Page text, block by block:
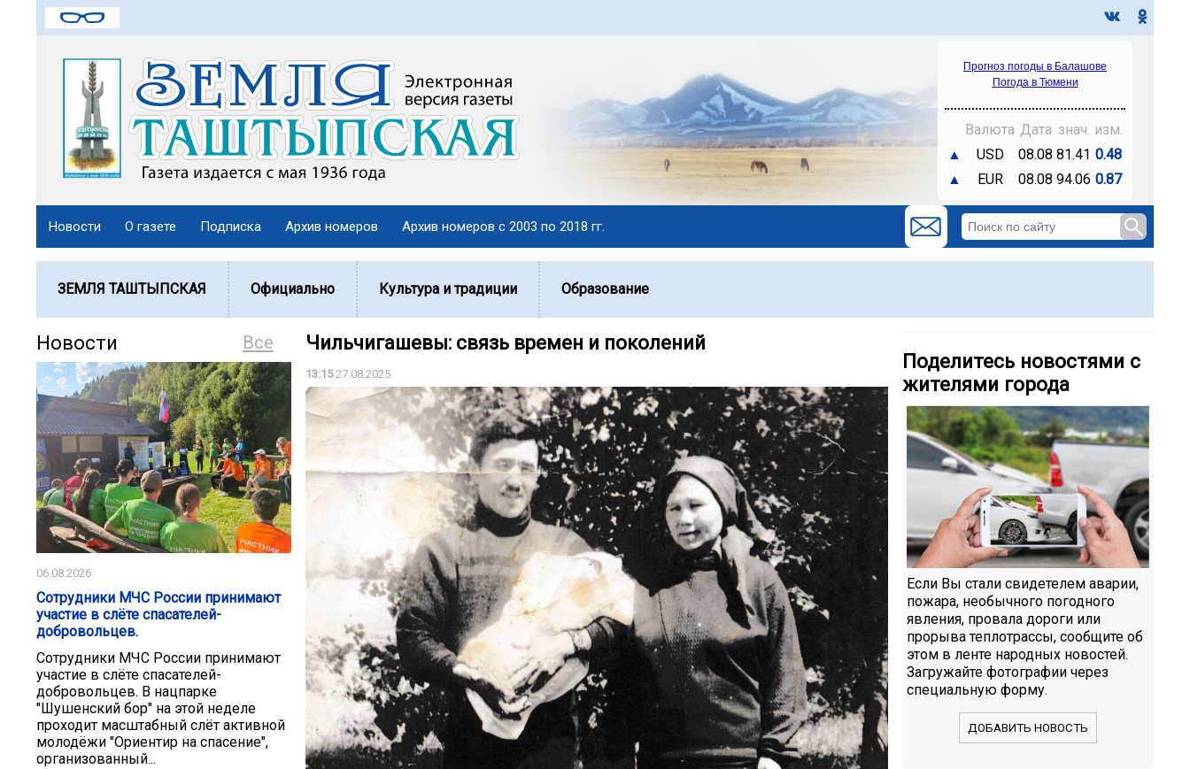
Прогноз погоды в Балашове
Погода в Тюмени
Валюта Дата знач. изм.
▲
USD 08.08 81.41 0.48
▲
EUR 08.08 94.06 0.87
Новости О газете Подписка Архив номеров Архив номеров с 2003 по 2018 гг.
ЗЕМЛЯ ТАШТЫПСКАЯ Официально Культура и традиции Образование
Все
Новости
06.08.2026
Сотрудники МЧС России принимают
участие в слёте спасателей-
добровольцев.
Сотрудники МЧС России принимают
участие в слёте спасателей-
добровольцев. В нацпарке
"Шушенский бор" на этой неделе
проходит масштабный слёт активной
молодёжи "Ориентир на спасение",
организованный...
Чильчигашевы: связь времен и поколений
13:1527.08.2025
Поделитесь новостями с
жителями города
Если Вы стали свидетелем аварии,
пожара, необычного погодного
явления, провала дороги или
прорыва теплотрассы, сообщите об
этом в ленте народных новостей.
Загружайте фотографии через
специальную форму.
ДОБАВИТЬ НОВОСТЬ